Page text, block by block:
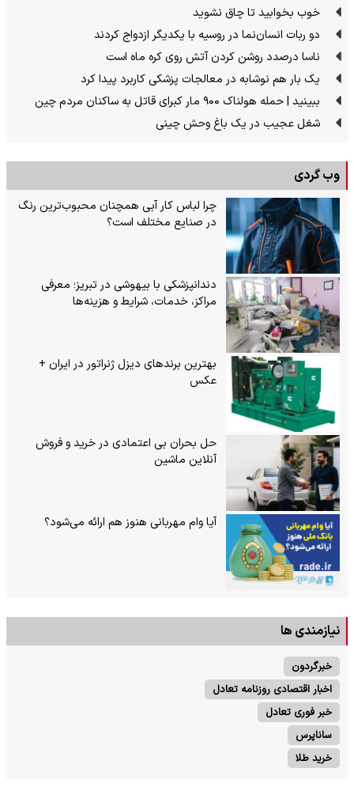
خوب بخوابید تا چاق نشوید
دو ربات انسان‌نما در روسیه با یکدیگر ازدواج کردند
ناسا درصدد روشن کردن آتش روی کره ماه است
یک بار هم نوشابه در معالجات پزشکی کاربرد پیدا کرد
ببینید | حمله هولناک ۹۰۰ مار کبرای قاتل به ساکنان مردم چین
شغل عجیب در یک باغ وحش چینی
وب گردی
چرا لباس کار آبی همچنان محبوب‌ترین رنگ
در صنایع مختلف است؟
دندانپزشکی با بیهوشی در تبریز؛ معرفی
مراکز، خدمات، شرایط و هزینه‌ها
بهترین برندهای دیزل ژنراتور در ایران +
عکس
حل بحران بی‌ اعتمادی در خرید و فروش
آنلاین ماشین
آیا وام مهربانی هنوز هم ارائه می‌شود؟
نیازمندی ها
خبرگردون
اخبار اقتصادی روزنامه تعادل
خبر فوری تعادل
ساناپرس
خرید طلا